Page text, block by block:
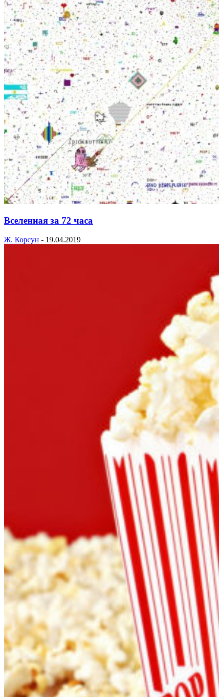
Вселенная за 72 часа
Ж. Корсун - 19.04.2019